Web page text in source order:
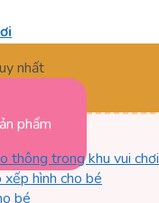
nhất
phẩm
thông trong khu vui chơi
hình cho bé
bé